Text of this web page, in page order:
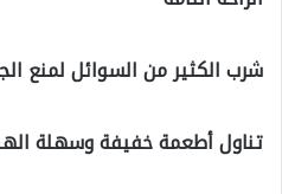
شرب الكثير من السوائل لمنع
تناول أطعمة خفيفة وسهلة